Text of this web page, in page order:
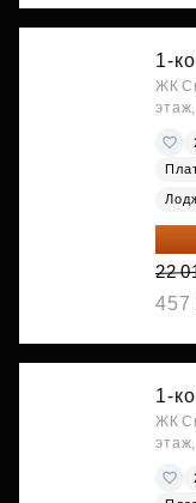
1-
ЖК
19
22
457
1-
ЖК